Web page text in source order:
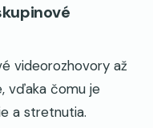
videorozhovory až
vďaka čomu je
a stretnutia.